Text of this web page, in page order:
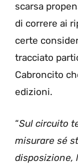
scarsa
di correre ai
certe
tracciato
Cabroncito
edizioni.
“Sul circuito
misurare sé
disposizione,